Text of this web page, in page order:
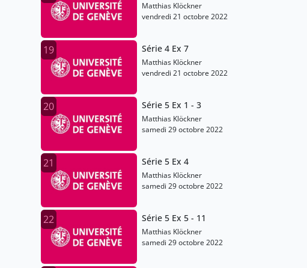
Matthias Klöckner
vendredi 21 octobre 2022
19 Série 4 Ex 7
Matthias Klöckner
vendredi 21 octobre 2022
20 Série 5 Ex 1 - 3
Matthias Klöckner
samedi 29 octobre 2022
21 Série 5 Ex 4
Matthias Klöckner
samedi 29 octobre 2022
22 Série 5 Ex 5 - 11
Matthias Klöckner
samedi 29 octobre 2022